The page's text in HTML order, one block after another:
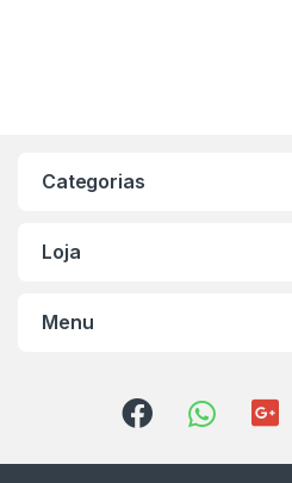
Categorias
Loja
Menu